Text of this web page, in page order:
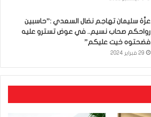
عزّة سليمان تهاجم نضال السعدي :”حاسبين
رواحكم صحاب نسيم.. في عوض تسترو عليه
فضحتوه خيت عليكم”
29 فبراير 2024